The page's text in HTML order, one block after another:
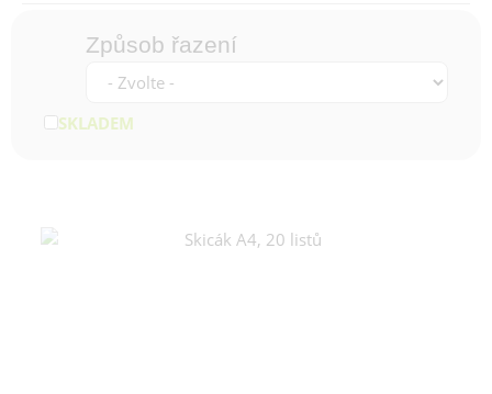
Způsob řazení
SKLADEM